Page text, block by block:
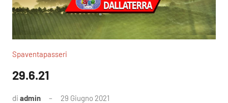
Spaventapasseri
29.6.21
di admin 29 Giugno 2021